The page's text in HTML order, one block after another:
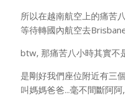
所以在越南航空上的痛苦
等待轉國內航空去
btw, 那痛苦八小時其實不
是剛好我們座位附近有三
叫媽媽爸爸...毫不間斷阿阿,